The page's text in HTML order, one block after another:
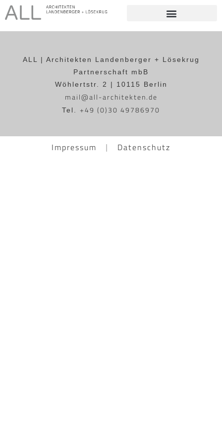
ALL | Architekten Landenberger + Lösekrug
Partnerschaft mbB
Wöhlertstr. 2 | 10115 Berlin
mail@all-architekten.de
Tel. +49 (0)30 49786970
Impressum Datenschutz